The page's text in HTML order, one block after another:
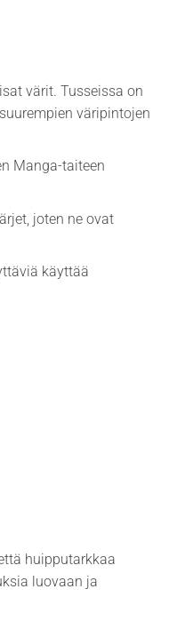
värit. Tusseissa on
väripintojen
Manga-taiteen
joten ne ovat
käyttää
huipputarkkaa
luovaan ja